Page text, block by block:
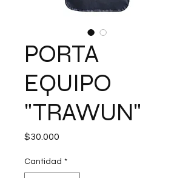
PORTA
EQUIPO
"TRAWUN"
$30.000
Cantidad *